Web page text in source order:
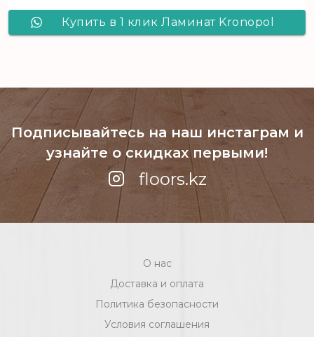
Купить в 1 клик Ламинат Kronopol
Подписывайтесь на наш инстаграм и
узнайте о скидках первыми!
floors.kz
О нас
Доставка и оплата
Политика безопасности
Условия соглашения